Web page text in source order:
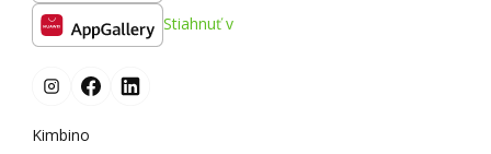
Stiahnuť v
Kimbino